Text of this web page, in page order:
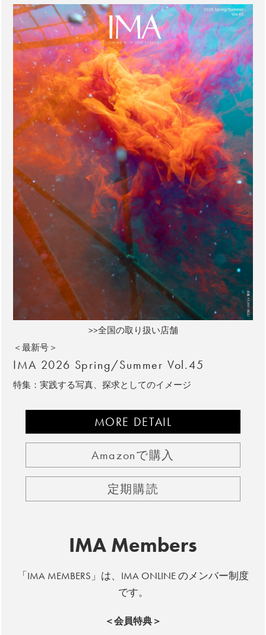
>>全国の取り扱い店舗
＜最新号＞
IMA 2026 Spring/Summer Vol.45
特集：実践する写真、探求としてのイメージ
MORE DETAIL
Amazonで購入
定期購読
IMA Members
「IMA MEMBERS」は、IMA ONLINE のメンバー制度
です。
＜会員特典＞